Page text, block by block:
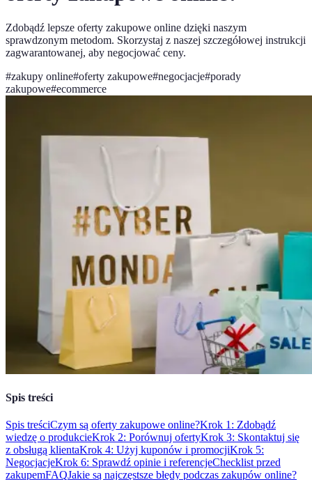
Zdobądź lepsze oferty zakupowe online dzięki naszym
sprawdzonym metodom. Skorzystaj z naszej szczegółowej instrukcji
zagwarantowanej, aby negocjować ceny.
#zakupy online#oferty zakupowe#negocjacje#porady
zakupowe#ecommerce
Spis treści
Spis treściCzym są oferty zakupowe online?Krok 1: Zdobądź
wiedzę o produkcieKrok 2: Porównuj ofertyKrok 3: Skontaktuj się
z obsługą klientaKrok 4: Użyj kuponów i promocjiKrok 5:
NegocjacjeKrok 6: Sprawdź opinie i referencjeChecklist przed
zakupemFAQJakie są najczęstsze błędy podczas zakupów online?